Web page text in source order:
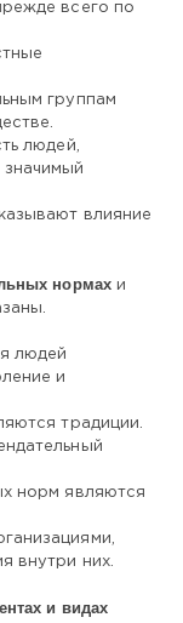
всего по
группам
людей,
влияние
нормах и
людей
и
традиции.
норм являются
внутри них.
и видах